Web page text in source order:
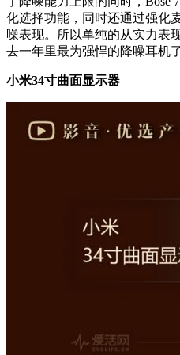
化选择功能，同时还通过强化
噪表现。所以单纯的从实力表
去一年里最为强悍的降噪耳机了
小米34寸曲面显示器